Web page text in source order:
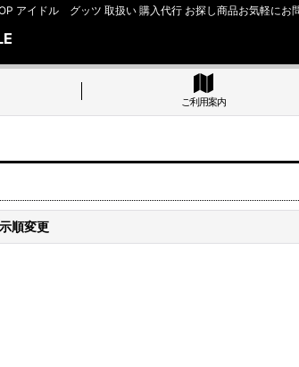
アイドル グッツ 取扱い 購入代行 お探し商品お気軽にお
ご利用案内
順変更